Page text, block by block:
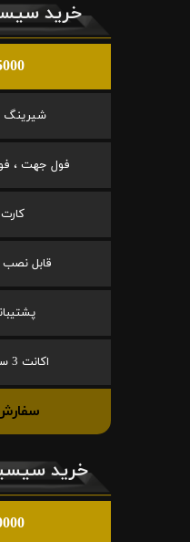
خرید
45000
شیرینگ
فول جهت ،
قابل نصب
پشتیبانی
اکانت 3 سروره فول آپشن
خرید
70000